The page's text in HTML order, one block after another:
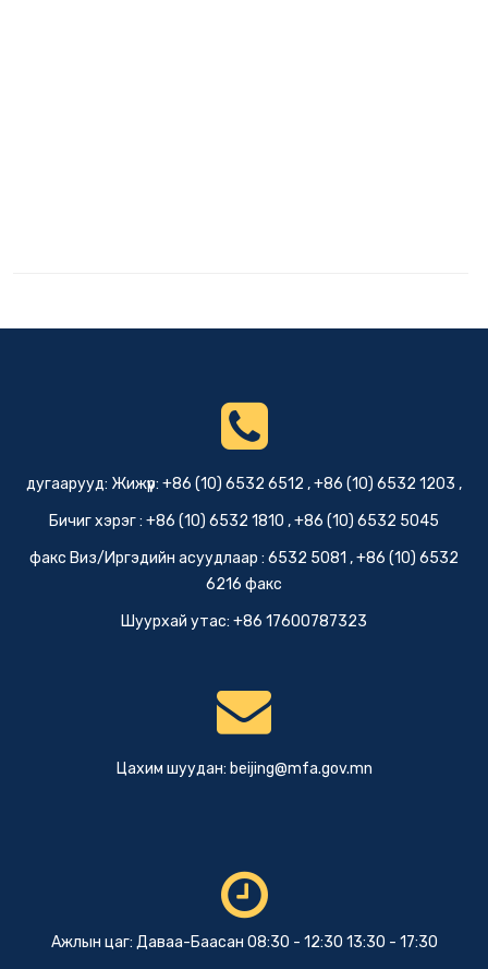
дугаарууд: Жижүүр: +86 (10) 6532 6512 , +86 (10) 6532 1203 ,
Бичиг хэрэг : +86 (10) 6532 1810 , +86 (10) 6532 5045
факс Виз/Иргэдийн асуудлаар : 6532 5081 , +86 (10) 6532
6216 факс
Шуурхай утас: +86 17600787323
Цахим шуудан: beijing@mfa.gov.mn
Ажлын цаг: Даваа-Баасан 08:30 - 12:30 13:30 - 17:30